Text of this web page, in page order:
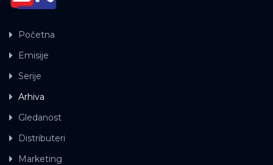
Početna
Emisije
Serije
Arhiva
Gledanost
Distributeri
Marketing